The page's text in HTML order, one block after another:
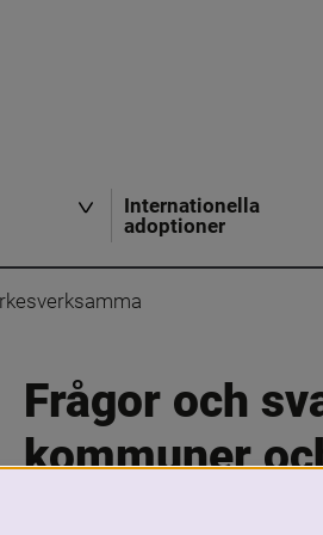
Internationella
adoptioner
Frågor och
kommuner